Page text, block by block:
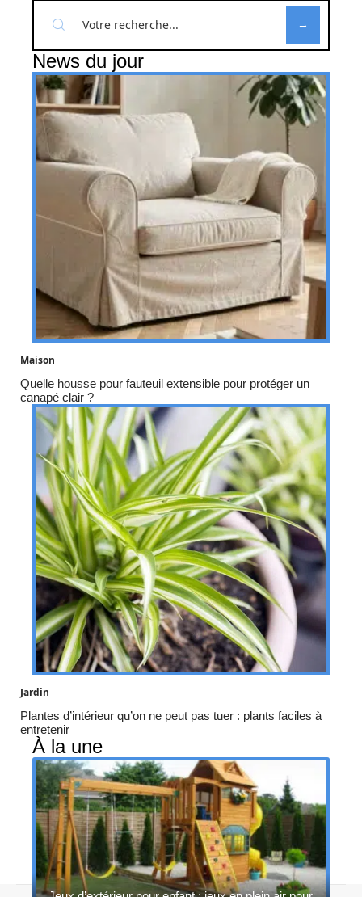
News du jour
Maison
Quelle housse pour fauteuil extensible pour protéger un
canapé clair ?
Jardin
Plantes d’intérieur qu’on ne peut pas tuer : plants faciles à
entretenir
À la une